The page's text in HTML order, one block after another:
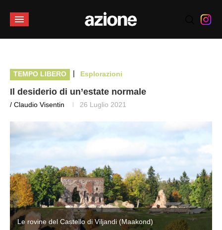
TEMPO LIBERO | Esplorazioni
Il desiderio di un’estate normale
/ Claudio Visentin 26 Luglio 2021
Le rovine del Castello di Viljandi (Maakond)